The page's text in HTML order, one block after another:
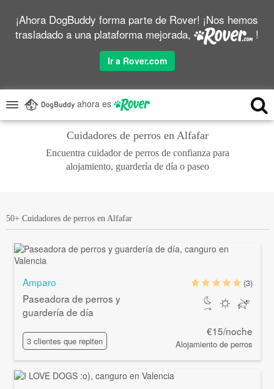
¡Ahora DogBuddy forma parte de Rover! ¡Nos hemos
trasladado a una plataforma mejorada,
!
Ir a Rover.com
ahora es
Cuidadores de perros en Alfafar
Encuentra cuidador de perros de confianza para
alojamiento, guardería de día o paseo
50+ Cuidadores de perros en Alfafar
Amparo
Paseadora de perros y
guardería de día
3 clientes que repiten
(3)
€15/noche
Alojamiento de perros